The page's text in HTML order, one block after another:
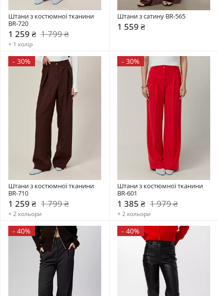
Штани з костюмної тканини
BR-720
1 259 ₴ 1 799 ₴
+ 1 колір
Штани з сатину BR-565
1 559 ₴
- 30%
Штани з костюмної тканини
BR-710
1 259 ₴ 1 799 ₴
+ 2 кольори
- 30%
Штани з костюмної тканини
BR-601
1 385 ₴ 1 979 ₴
+ 2 кольори
- 40% - 40%